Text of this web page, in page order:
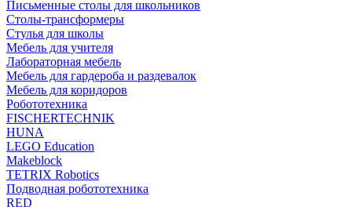
Письменные столы для школьников
Столы-трансформеры
Стулья для школы
Мебель для учителя
Лабораторная мебель
Мебель для гардероба и раздевалок
Мебель для коридоров
Робототехника
FISCHERTECHNIK
HUNA
LEGO Education
Makeblock
TETRIX Robotics
Подводная робототехника
RED